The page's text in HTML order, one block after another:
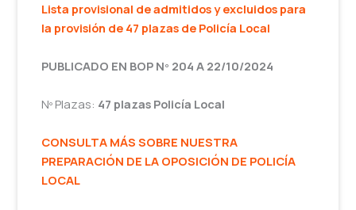
Lista provisional de admitidos y excluidos para
la provisión de 47 plazas de Policía Local
PUBLICADO EN BOP Nº 204 A 22/10/2024
Nº Plazas: 47 plazas Policía Local
CONSULTA MÁS SOBRE NUESTRA
PREPARACIÓN DE LA OPOSICIÓN DE POLICÍA
LOCAL